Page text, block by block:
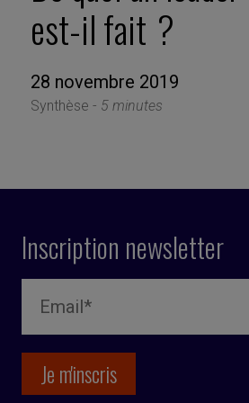
est-il fait ?
28 novembre 2019
Synthèse - 5 minutes
Inscription newsletter